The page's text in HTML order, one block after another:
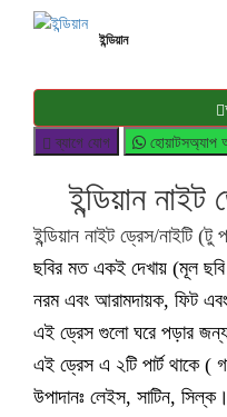
ইন্ডিয়ান
ব্যাগে যোগ
হোয়াটসঅ্যাপ
ইন্ডিয়ান নাইট
ইন্ডিয়ান নাইট ড্রেস/নাইটি (টু
ছবির মত একই দেখায় (মূল
নরম এবং আরামদায়ক, ফিট
এই ড্রেস গুলো ঘরে পড়ার জন্য
এই ড্রেস এ ২টি পার্ট থাকে (
উপাদানঃ লেইস, সাটিন, সিল্ক।